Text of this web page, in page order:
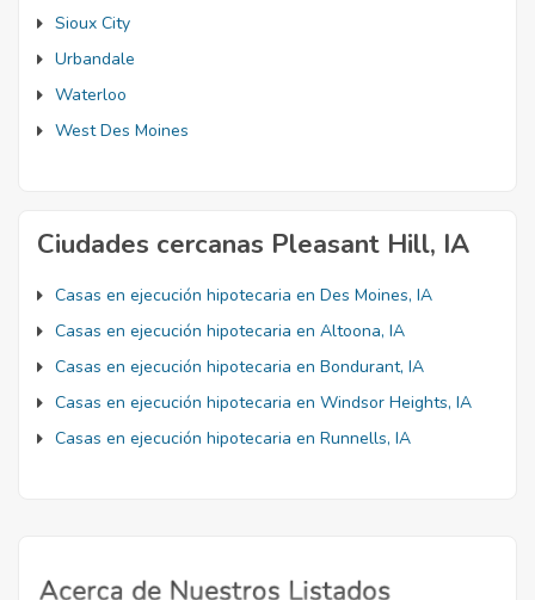
Sioux City
Urbandale
Waterloo
West Des Moines
Ciudades cercanas Pleasant Hill, IA
Casas en ejecución hipotecaria en Des Moines, IA
Casas en ejecución hipotecaria en Altoona, IA
Casas en ejecución hipotecaria en Bondurant, IA
Casas en ejecución hipotecaria en Windsor Heights, IA
Casas en ejecución hipotecaria en Runnells, IA